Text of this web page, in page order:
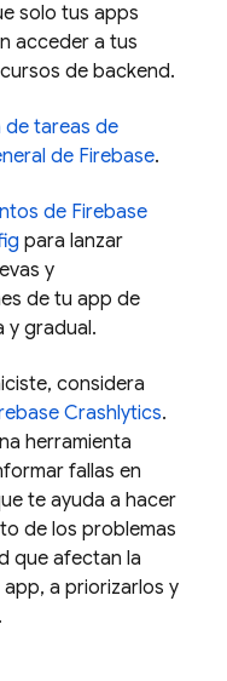
solo tus apps
acceder a tus
de backend.
de tareas de
de Firebase.
de Firebase
para lanzar
y
de tu app de
y gradual.
considera
Crashlytics.
herramienta
fallas en
te ayuda a hacer
de los problemas
que afectan la
a priorizarlos y